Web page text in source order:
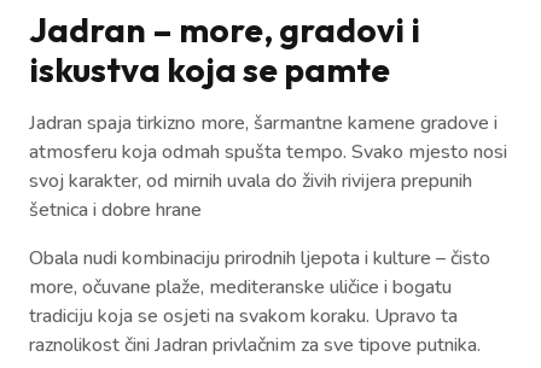
Jadran – more, gradovi i
iskustva koja se pamte
Jadran spaja tirkizno more, šarmantne kamene gradove i
atmosferu koja odmah spušta tempo. Svako mjesto nosi
svoj karakter, od mirnih uvala do živih rivijera prepunih
šetnica i dobre hrane
Obala nudi kombinaciju prirodnih ljepota i kulture – čisto
more, očuvane plaže, mediteranske uličice i bogatu
tradiciju koja se osjeti na svakom koraku. Upravo ta
raznolikost čini Jadran privlačnim za sve tipove putnika.